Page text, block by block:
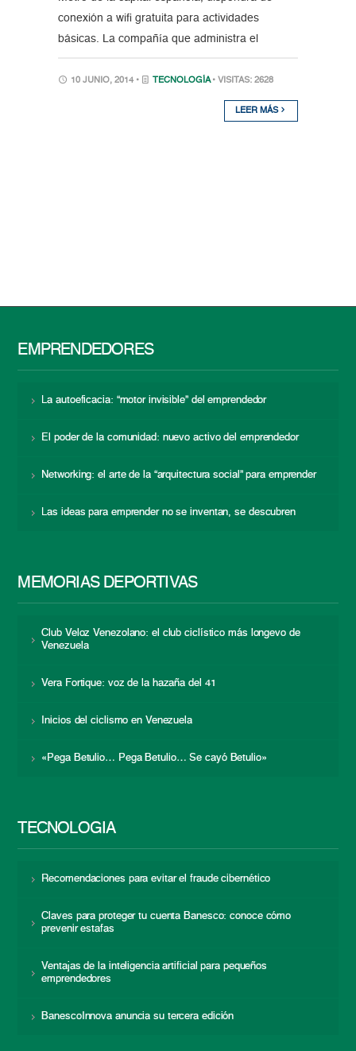
conexión a wifi gratuita para actividades
básicas. La compañía que administra el
10 JUNIO, 2014 • TECNOLOGÍA • VISITAS: 2628
LEER MÁS
EMPRENDEDORES
La autoeficacia: “motor invisible” del emprendedor
El poder de la comunidad: nuevo activo del emprendedor
Networking: el arte de la “arquitectura social” para emprender
Las ideas para emprender no se inventan, se descubren
MEMORIAS DEPORTIVAS
Club Veloz Venezolano: el club ciclístico más longevo de
Venezuela
Vera Fortique: voz de la hazaña del 41
Inicios del ciclismo en Venezuela
«Pega Betulio… Pega Betulio… Se cayó Betulio»
TECNOLOGÍA
Recomendaciones para evitar el fraude cibernético
Claves para proteger tu cuenta Banesco: conoce cómo
prevenir estafas
Ventajas de la inteligencia artificial para pequeños
emprendedores
BanescoInnova anuncia su tercera edición